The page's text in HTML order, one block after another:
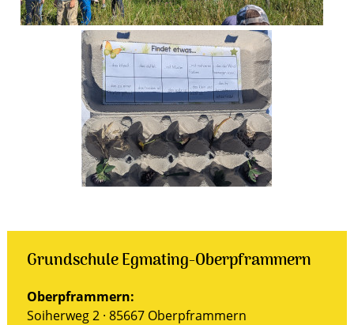
Grundschule Egmating-Oberpframmern
Oberpframmern:
Soiherweg 2 · 85667 Oberpframmern